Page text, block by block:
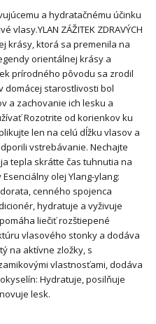
a hydratačnému účinku
ZÁŽITEK ZDRAVÝCH
krásy, ktorá sa premenila na
orientálnej krásy a
prírodného pôvodu sa zrodil
domácej starostlivosti bol
a zachovanie ich lesku a
Rozotrite od korienkov ku
len na celú dĺžku vlasov a
vstrebávanie. Nechajte
tepla skrátte čas tuhnutia na
olej Ylang-ylang:
cenného spojenca
hydratuje a vyživuje
liečiť rozštiepené
vlasového stonky a dodáva
na aktívne zložky, s
vlastnosťami, dodáva
Hydratuje, posilňuje
lesk.